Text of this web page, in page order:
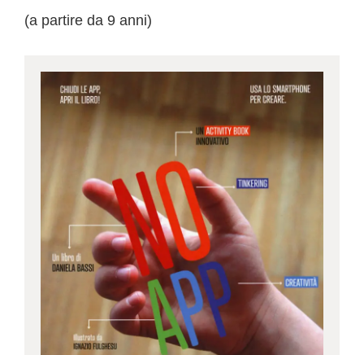
(a partire da 9 anni)